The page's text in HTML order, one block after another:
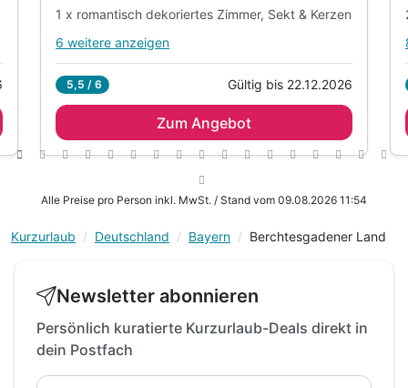
1 x romantisch dekoriertes Zimmer, Sekt & Kerzen
Alle Inklusivleistungen
2 x reichhaltiges Vital-Frühstück vom Buffet
2 x 4-Gang-Abendmenü mit Salatbuffet
1 x 1 kleines Präsent des Hauses
inkl. Nutzung des neuen Cabrio-Hallenbades
inkl. flauschiger Saunatücher und Bademäntel,
geschlossen*
6 weitere anzeigen
5,5 / 6 Gültig bis 22.12.2026
Zum Angebot
Alle Preise pro Person inkl. MwSt. / Stand vom 09.08.2026 11:54
Kurzurlaub Deutschland Bayern Berchtesgadener Land
Newsletter abonnieren
Persönlich kuratierte Kurzurlaub-Deals direkt in
dein Postfach